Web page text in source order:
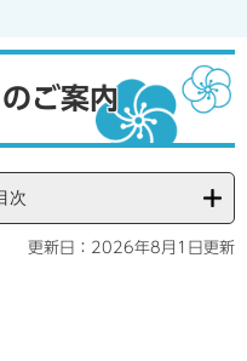
ご案内
次
更新日：2026年8月1日更新